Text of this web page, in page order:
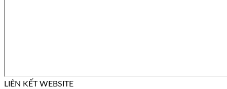
LIÊN KẾT WEBSITE